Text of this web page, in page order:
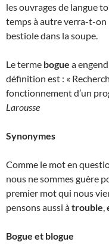
les ouvrages de langue
temps à autre verra-t-on
bestiole dans la soupe.
Le terme bogue a
définition est : «
fonctionnement d’un
Larousse
Synonymes
Comme le mot en
nous ne sommes guère
premier mot qui nous
pensons aussi àtrouble,
Bogue et blogue